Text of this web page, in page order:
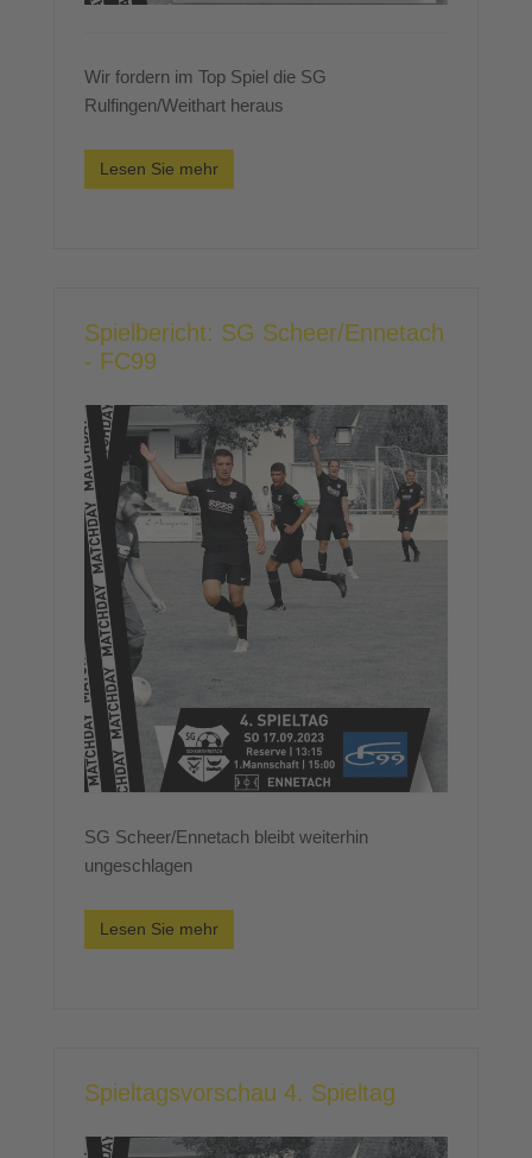
Wir fordern im Top Spiel die SG
Rulfingen/Weithart heraus
Lesen Sie mehr
Spielbericht: SG Scheer/Ennetach
- FC99
SG Scheer/Ennetach bleibt weiterhin
ungeschlagen
Lesen Sie mehr
Spieltagsvorschau 4. Spieltag